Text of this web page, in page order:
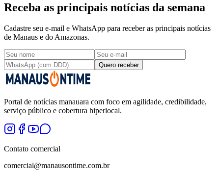
Receba as principais notícias da semana
Cadastre seu e-mail e WhatsApp para receber as principais notícias
de Manaus e do Amazonas.
Quero receber
Portal de notícias manauara com foco em agilidade, credibilidade,
serviço público e cobertura hiperlocal.
Contato comercial
comercial@manausontime.com.br